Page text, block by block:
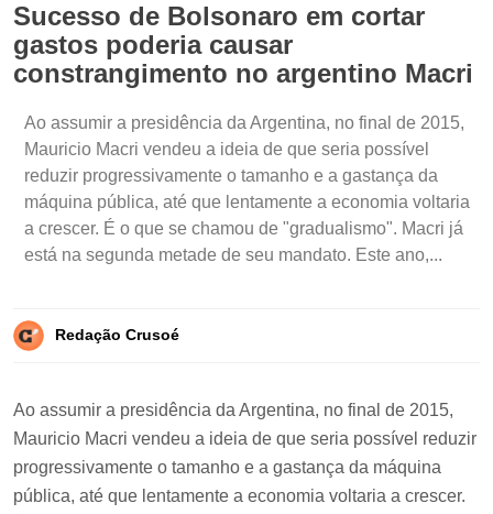
Sucesso de Bolsonaro em cortar
gastos poderia causar
constrangimento no argentino Macri
Ao assumir a presidência da Argentina, no final de 2015,
Mauricio Macri vendeu a ideia de que seria possível
reduzir progressivamente o tamanho e a gastança da
máquina pública, até que lentamente a economia voltaria
a crescer. É o que se chamou de "gradualismo". Macri já
está na segunda metade de seu mandato. Este ano,...
Redação Crusoé
Ao assumir a presidência da Argentina, no final de 2015,
Mauricio Macri vendeu a ideia de que seria possível reduzir
progressivamente o tamanho e a gastança da máquina
pública, até que lentamente a economia voltaria a crescer.